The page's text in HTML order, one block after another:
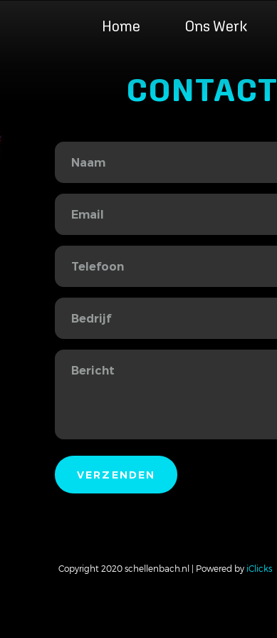
Home Ons Werk
CONTACT
Copyright 2020 schellenbach.nl | Powered by iClicks